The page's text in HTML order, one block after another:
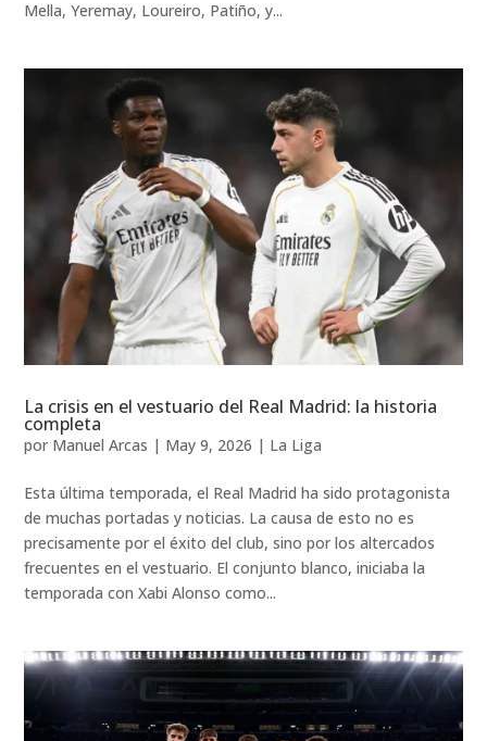
Mella, Yeremay, Loureiro, Patiño, y...
La crisis en el vestuario del Real Madrid: la historia
completa
por Manuel Arcas | May 9, 2026 | La Liga
Esta última temporada, el Real Madrid ha sido protagonista
de muchas portadas y noticias. La causa de esto no es
precisamente por el éxito del club, sino por los altercados
frecuentes en el vestuario. El conjunto blanco, iniciaba la
temporada con Xabi Alonso como...